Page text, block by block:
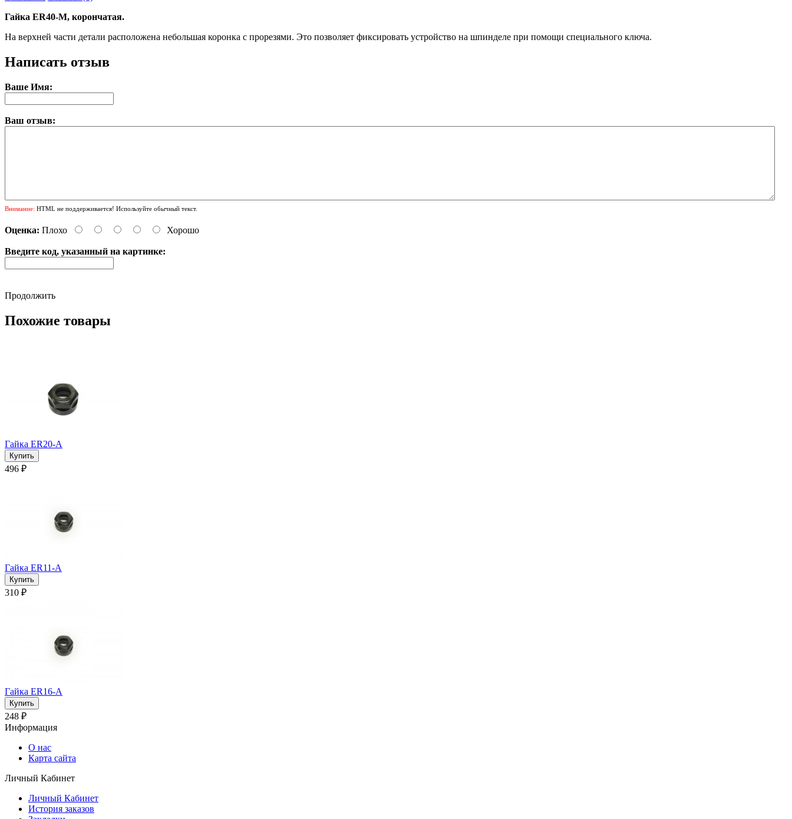
Гайка ER40-M, корончатая.
На верхней части детали расположена небольшая коронка с прорезями. Это позволяет фиксировать устройство на шпинделе при помощи специального ключа.
Написать отзыв
Ваше Имя:
Ваш отзыв:
Внимание: HTML не поддерживается! Используйте обычный текст.
Оценка: Плохо Хорошо
Введите код, указанный на картинке:
Продолжить
Похожие товары
Гайка ER20-A
496 ₽
Гайка ER11-A
310 ₽
Гайка ER16-A
248 ₽
Информация
О нас
Карта сайта
Личный Кабинет
Личный Кабинет
История заказов